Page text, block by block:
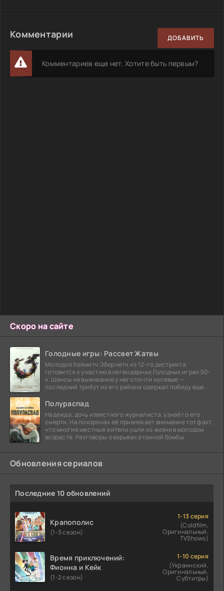
Скоро на сайте
Голодные игры: Рассвет Жатвы
Молодой Хеймитч Эбернети из 12-го дистрикта
готовится к участию в легендарных Голодных играх 50-
х. Шансы на выживание у него почти нулевые —
последний трибут из его района одержал победу еще
Полураспад
Надежда, дочь известного журналиста, узнаёт о его
смерти. На похоронах её привлекает внимание тот факт,
что многие местные жители ушли из жизни в молодом
возрасте. Разговоры о взрывах атомной бомбы
Обновления сериалов
Последние 10 обновлений
Крапополис
(1-3 сезон)
1-13 серия
(Coldfilm,
Оригинальный,
TVShows)
Время приключений:
Фионна и Кейк
(1-2 сезон)
1-10 серия
(Украинский,
Оригинальный,
Субтитры)
Комментарии ДОБАВИТЬ
Комментариев еще нет. Хотите быть первым?